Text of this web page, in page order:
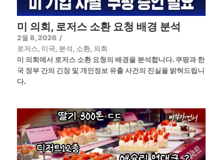
미 의회, 로저스 소환 요청 배경 분석
2월 8, 2026 /
로저스, 미국, 분석, 소환, 의회
미 의회에서 로저스 소환 요청의 배경을 분석합니다. 쿠팡과 한
국 정부 간의 긴장 및 개인정보 유출 사건의 진실을 밝혀드립니
다.